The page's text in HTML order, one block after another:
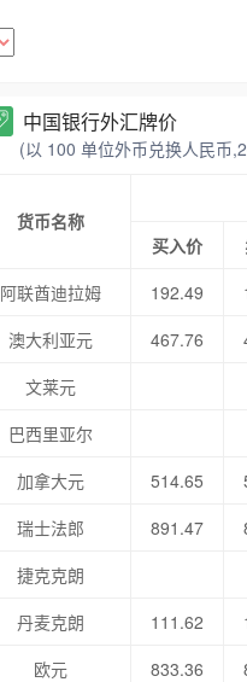
中国银行外汇牌价
(以 100 单位外币兑换人民币
货币名称
买入价
阿联酋迪拉姆
192.49
澳大利亚元
467.76
文莱元
巴西里亚尔
加拿大元
514.65
瑞士法郎
891.47
捷克克朗
丹麦克朗
111.62
欧元
833.36